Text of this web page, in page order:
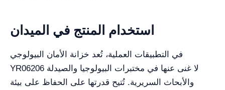
استخدام المنتج في الميدان
في التطبيقات العملية، تُعد خزانة الأمان البيولوجي
YR06206 لا غنى عنها في مختبرات البيولوجيا والصيدلة
والأبحاث السريرية. تُتيح قدرتها على الحفاظ على بيئة